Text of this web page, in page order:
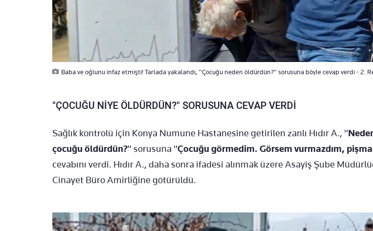
Baba ve oğlunu infaz etmişti! Tarlada yakalandı, "Çocuğu neden öldürdün?" sorusuna böyle cevap verdi - 2.
"ÇOCUĞU NİYE ÖLDÜRDÜN?" SORUSUNA CEVAP VERDİ
Sağlık kontrolü için Konya Numune Hastanesine getirilen zanlı Hıdır A., "
çocuğu öldürdün?" sorusuna "Çocuğu görmedim. Görsem vurmazdım,
cevabını verdi. Hıdır A., daha sonra ifadesi alınmak üzere Asayiş Şube
Cinayet Büro Amirliğine götürüldü.